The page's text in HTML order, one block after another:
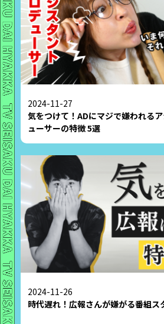
2024-11-27
気をつけて！ADにマジで嫌われる
ューサーの特徴 5選
2024-11-26
時代遅れ！広報さんが嫌がる番組ス